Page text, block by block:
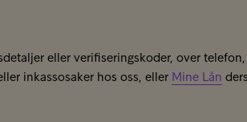
eller verifiseringskoder, over
inkassosaker hos oss, eller Mine Lån